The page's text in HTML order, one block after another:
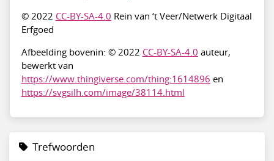
© 2022 CC-BY-SA-4.0 Rein van ‘t Veer/Netwerk Digitaal
Erfgoed
Afbeelding bovenin: © 2022 CC-BY-SA-4.0 auteur,
bewerkt van
https://www.thingiverse.com/thing:1614896 en
https://svgsilh.com/image/38114.html
Trefwoorden